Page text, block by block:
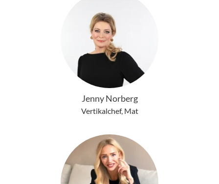
Jenny Norberg
Vertikalchef, Mat